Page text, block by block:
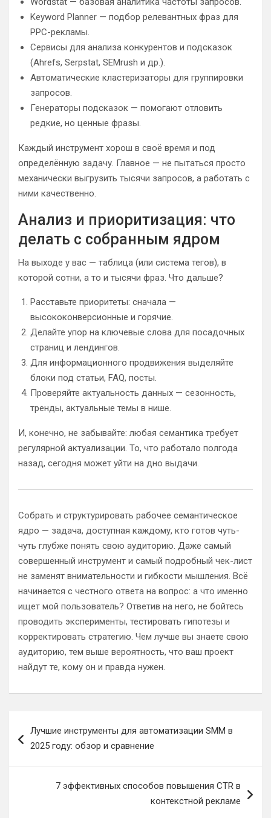
Keyword Planner — подбор релевантных фраз для
PPC-рекламы.
Сервисы для анализа конкурентов и подсказок
(Ahrefs, Serpstat, SEMrush и др.).
Автоматические кластеризаторы для группировки
запросов.
Генераторы подсказок — помогают отловить
редкие, но ценные фразы.
Каждый инструмент хорош в своё время и под
определённую задачу. Главное — не пытаться просто
механически выгрузить тысячи запросов, а работать с
ними качественно.
Анализ и приоритизация: что
делать с собранным ядром
На выходе у вас — таблица (или система тегов), в
которой сотни, а то и тысячи фраз. Что дальше?
Расставьте приоритеты: сначала —
высококонверсионные и горячие.
Делайте упор на ключевые слова для посадочных
страниц и лендингов.
Для информационного продвижения выделяйте
блоки под статьи, FAQ, посты.
Проверяйте актуальность данных — сезонность,
тренды, актуальные темы в нише.
И, конечно, не забывайте: любая семантика требует
регулярной актуализации. То, что работало полгода
назад, сегодня может уйти на дно выдачи.
Собрать и структурировать рабочее семантическое
ядро — задача, доступная каждому, кто готов чуть-
чуть глубже понять свою аудиторию. Даже самый
совершенный инструмент и самый подробный чек-лист
не заменят внимательности и гибкости мышления. Всё
начинается с честного ответа на вопрос: а что именно
ищет мой пользователь? Ответив на него, не бойтесь
проводить эксперименты, тестировать гипотезы и
корректировать стратегию. Чем лучше вы знаете свою
аудиторию, тем выше вероятность, что ваш проект
найдут те, кому он и правда нужен.
по
Лучшие инструменты для автоматизации SMM в
2025 году: обзор и сравнение
7 эффективных способов повышения CTR в
контекстной рекламе